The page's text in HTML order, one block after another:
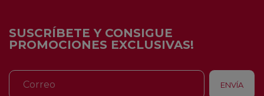
SUSCRÍBETE Y CONSIGUE
PROMOCIONES EXCLUSIVAS!